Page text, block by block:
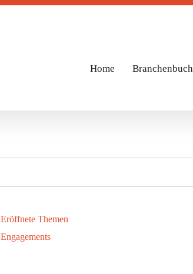
Home Branchenbuch
Eröffnete Themen
Engagements